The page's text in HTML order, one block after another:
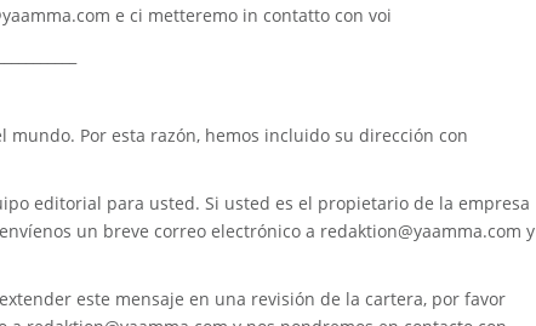
e ci metteremo in contatto con voi
Por esta razón, hemos incluido su dirección con
editorial para usted. Si usted es el propietario de la empresa
un breve correo electrónico a redaktion@yaamma.com y
este mensaje en una revisión de la cartera, por favor